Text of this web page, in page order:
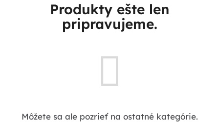
Produkty ešte len
pripravujeme.
Môžete sa ale pozrieť na ostatné kategórie.